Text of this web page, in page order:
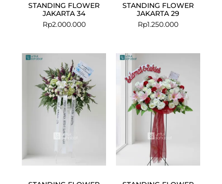
STANDING FLOWER
JAKARTA 34
Rp2.000.000
STANDING FLOWER
JAKARTA 29
Rp1.250.000